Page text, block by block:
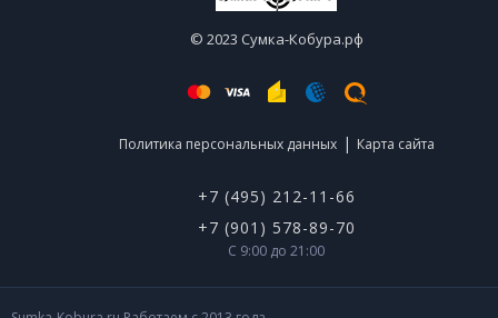
© 2023 Сумка-Кобура.рф
Политика персональных данных | Карта сайта
+7 (495) 212-11-66
+7 (901) 578-89-70
С 9:00 до 21:00